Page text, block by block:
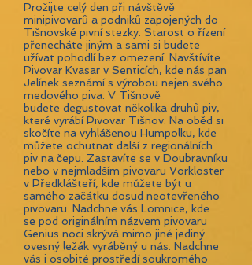
Prožijte celý den při návštěvě
minipivovarů a podniků zapojených do
Tišnovské pivní stezky. Starost o řízení
přenecháte jiným a sami si budete
užívat pohodlí bez omezení. Navštívíte
Pivovar Kvasar v Senticích, kde nás pan
Jelínek seznámí s výrobou nejen svého
medového piva. V Tišnově
budete degustovat několika druhů piv,
které vyrábí Pivovar Tišnov. Na oběd si
skočíte na vyhlášenou Humpolku, kde
můžete ochutnat další z regionálních
piv na čepu. Zastavíte se v Doubravníku
nebo v nejmladším pivovaru Vorkloster
v Předklášteří, kde můžete být u
samého začátku dosud neotevřeného
pivovaru. Nadchne vás Lomnice, kde
se pod originálním názvem pivovaru
Genius noci skrývá mimo jiné jediný
ovesný ležák vyráběný u nás. Nadchne
vás i osobité prostředí soukromého